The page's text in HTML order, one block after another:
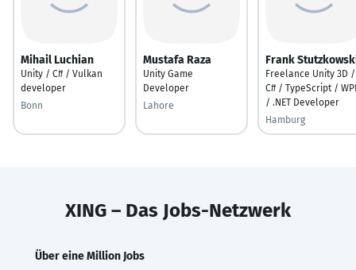
Mihail Luchian
Unity / C# / Vulkan
developer
Bonn
Mustafa Raza
Unity Game
Developer
Lahore
Frank
Freelance Unity 3D /
C# / TypeScript /
/ .NET Developer
Hamburg
XING – Das Jobs-Netzwerk
Über eine Million Jobs